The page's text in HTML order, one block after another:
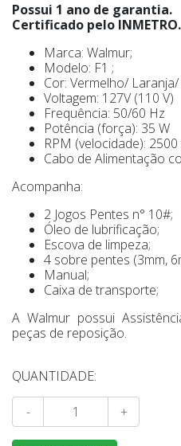
Possui 1 ano de garantia.
Certificado pelo INMETRO.
Marca: Walmur;
Modelo: F1 ;
Cor: Vermelho/
Voltagem: 127V (110 V)
Frequência: 50/60 Hz
Potência (força): 35 W
RPM (velocidade):
Cabo de Alimentação
Acompanha:
2 Jogos Pentes n° 10#;
Óleo de lubrificação;
Escova de limpeza;
4 sobre pentes (3mm,
Manual;
Caixa de transporte;
A Walmur possui
peças de reposição.
QUANTIDADE:
- +